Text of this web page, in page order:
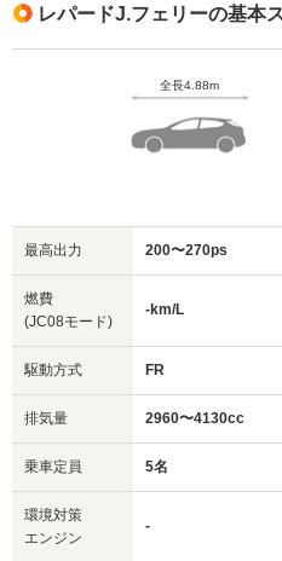
レパードJ.フェリーの基本
全長4.88m
最高出力 200〜270ps
燃費
(JC08モード)
-km/L
駆動方式 FR
排気量 2960〜4130cc
乗車定員 5名
環境対策
エンジン
-